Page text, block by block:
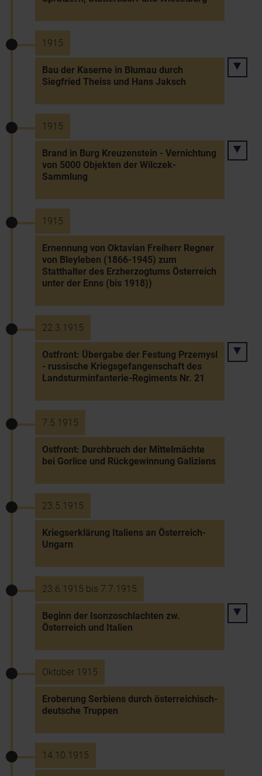
1915
Bau der Kaserne in Blumau durch
Siegfried Theiss und Hans Jaksch
1915
Brand in Burg Kreuzenstein - Vernichtung
von 5000 Objekten der Wilczek-
Sammlung
1915
Ernennung von Oktavian Freiherr Regner
von Bleyleben (1866-1945) zum
Statthalter des Erzherzogtums Österreich
unter der Enns (bis 1918))
22.3.1915
Ostfront: Übergabe der Festung Przemysl
- russische Kriegsgefangenschaft des
Landsturminfanterie-Regiments Nr. 21
7.5.1915
Ostfront: Durchbruch der Mittelmächte
bei Gorlice und Rückgewinnung Galiziens
23.5.1915
Kriegserklärung Italiens an Österreich-
Ungarn
23.6.1915 bis 7.7.1915
Beginn der Isonzoschlachten zw.
Österreich und Italien
Oktober 1915
Eroberung Serbiens durch österreichisch-
deutsche Truppen
14.10.1915